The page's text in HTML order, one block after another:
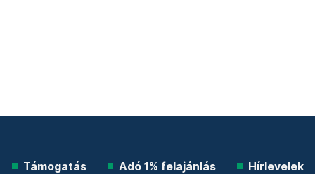
Támogatás Adó 1% felajánlás Hírlevelek